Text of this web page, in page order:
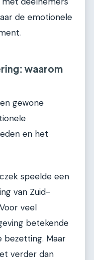
de emotionele
waarom
gewone
en het
speelde een
van Zuid-
veel
betekende
bezetting. Maar
verder dan